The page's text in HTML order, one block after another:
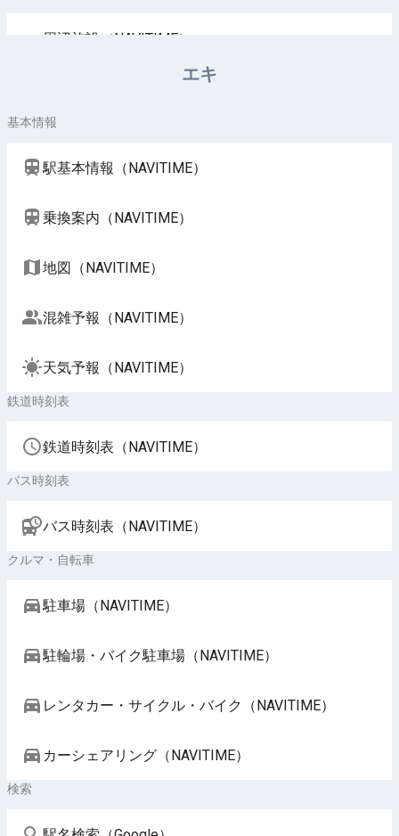
周辺施設（NAVITIME）
エキ
基本情報
駅基本情報（NAVITIME）
乗換案内（NAVITIME）
地図（NAVITIME）
混雑予報（NAVITIME）
天気予報（NAVITIME）
鉄道時刻表
鉄道時刻表（NAVITIME）
バス時刻表
バス時刻表（NAVITIME）
クルマ・自転車
駐車場（NAVITIME）
駐輪場・バイク駐車場（NAVITIME）
レンタカー・サイクル・バイク（NAVITIME）
カーシェアリング（NAVITIME）
検索